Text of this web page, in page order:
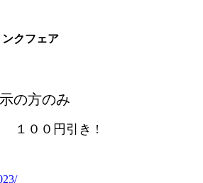
クフェア
の方のみ
１００円引き !